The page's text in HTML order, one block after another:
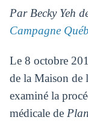
Par Becky Yeh
Campagne
Le 8 octobre
de la Maison de
examiné la
médicale de